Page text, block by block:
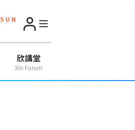
S U N
欣講堂
Xin Forum